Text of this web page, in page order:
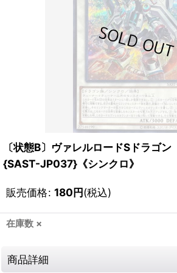
〔状態B〕ヴァレルロードSドラゴン
{SAST-JP037}《シンクロ》
販売価格: 180円(税込)
在庫数 ×
商品詳細